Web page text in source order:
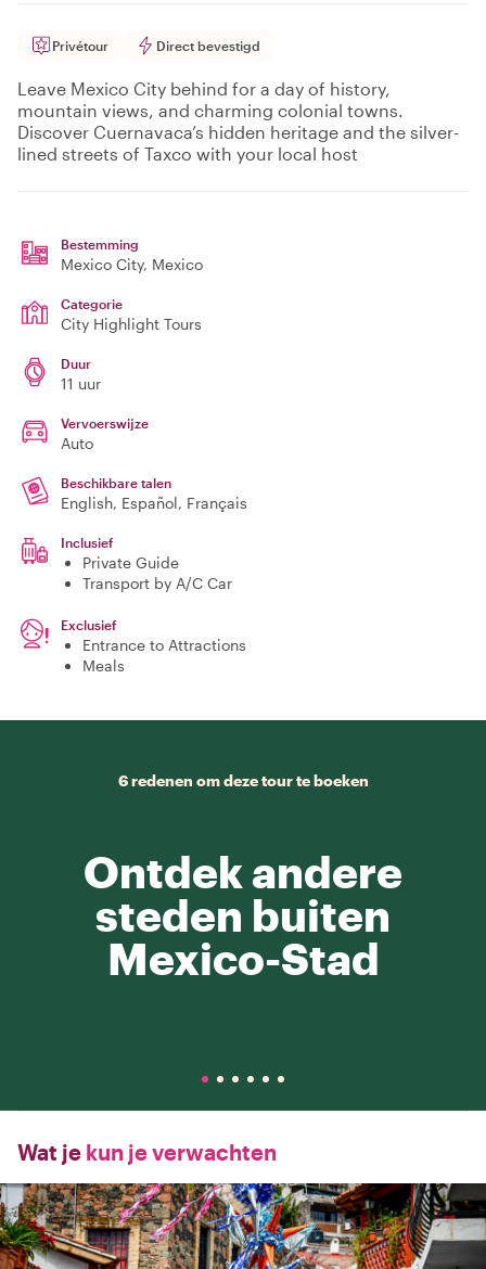
Privétour Direct bevestigd
Leave Mexico City behind for a day of history,
mountain views, and charming colonial towns.
Discover Cuernavaca’s hidden heritage and the silver-
lined streets of Taxco with your local host
Bestemming
Mexico City, Mexico
Categorie
City Highlight Tours
Duur
11 uur
Vervoerswijze
Auto
Beschikbare talen
English, Español, Français
Inclusief
Private Guide
Transport by A/C Car
Exclusief
Entrance to Attractions
Meals
6 redenen om deze tour te boeken
Ontdek andere
steden buiten
Mexico-Stad
Wat je kun je verwachten